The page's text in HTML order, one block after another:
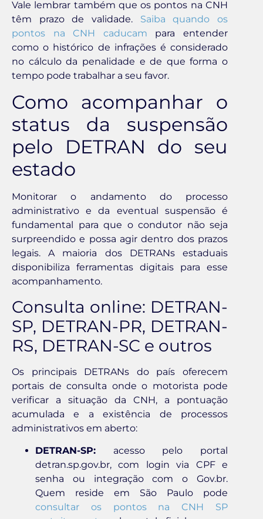
Vale lembrar também que os pontos na CNH
têm prazo de validade. Saiba quando os
pontos na CNH caducam para entender
como o histórico de infrações é considerado
no cálculo da penalidade e de que forma o
tempo pode trabalhar a seu favor.
Como acompanhar o
status da suspensão
pelo DETRAN do seu
estado
Monitorar o andamento do processo
administrativo e da eventual suspensão é
fundamental para que o condutor não seja
surpreendido e possa agir dentro dos prazos
legais. A maioria dos DETRANs estaduais
disponibiliza ferramentas digitais para esse
acompanhamento.
Consulta online: DETRAN-
SP, DETRAN-PR, DETRAN-
RS, DETRAN-SC e outros
Os principais DETRANs do país oferecem
portais de consulta onde o motorista pode
verificar a situação da CNH, a pontuação
acumulada e a existência de processos
administrativos em aberto:
DETRAN-SP: acesso pelo portal
detran.sp.gov.br, com login via CPF e
senha ou integração com o Gov.br.
Quem reside em São Paulo pode
consultar os pontos na CNH SP